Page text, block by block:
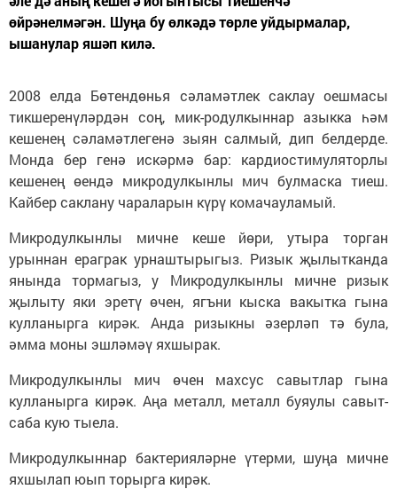
өйрәнелмәгән. Шуңа бу өлкәдә төрле уйдырмалар,
ышанулар яшәп килә.
2008 елда Бөтендөнья сәламәтлек саклау оешмасы
тикшеренүләрдән соң, мик-родулкыннар азыкка һәм
кешенең сәламәтлегенә зыян салмый, дип белдерде.
Монда бер генә искәрмә бар: кардиостимуляторлы
кешенең өендә микродулкынлы мич булмаска тиеш.
Кайбер саклану чараларын күрү комачауламый.
Микродулкынлы мичне кеше йөри, утыра торган
урыннан ераграк урнаштырыгыз. Ризык җылытканда
янында тормагыз, у Микродулкынлы мичне ризык
җылыту яки эретү өчен, ягъни кыска вакытка гына
кулланырга кирәк. Анда ризыкны әзерләп тә була,
әмма моны эшләмәү яхшырак.
Микродулкынлы мич өчен махсус савытлар гына
кулланырга кирәк. Аңа металл, металл буяулы савыт-
саба кую тыела.
Микродулкыннар бактерияләрне үтерми, шуңа мичне
яхшылап юып торырга кирәк.